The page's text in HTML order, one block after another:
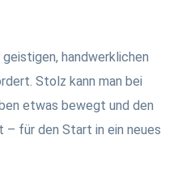
handwerklichen
Stolz kann man bei
etwas bewegt und den
– für den Start in ein neues